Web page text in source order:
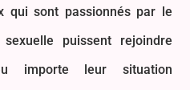
qui sont passionnés par le
puissent rejoindre
importe leur situation